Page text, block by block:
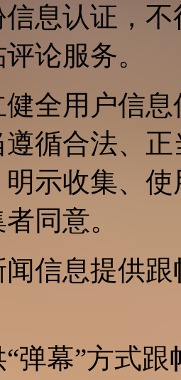
息认证，
论服务。
健全用户信
遵循合法、
示收集、
同意。
闻信息提供
“弹幕”方式